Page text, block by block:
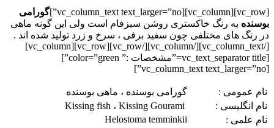
[vc_row][vc_column][vc_column_text text_larger=”no”]
گورامی
بوسنده به رنگ خاکستری روشن سبزفام است ولی این گونه ماهی
در رنگ های مختلفی چون سفید برفی ، سرخ و زرد تولید شده اند .
[/vc_column_text][/vc_column][/vc_row][vc_row][vc_column]
[vc_text_separator title=”مشخصات :” color=”green”]
[vc_column_text text_larger=”no”]
نام عمومی :
گورامی بوسنده ، ماهی بوسنده
نام انگلیسی :
نام علمی :
Helostoma temminkii